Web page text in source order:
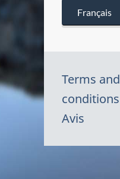
Français
Terms and
conditions
Avis